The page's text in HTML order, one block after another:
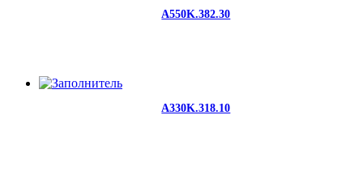
A550K.382.30
A330K.318.10